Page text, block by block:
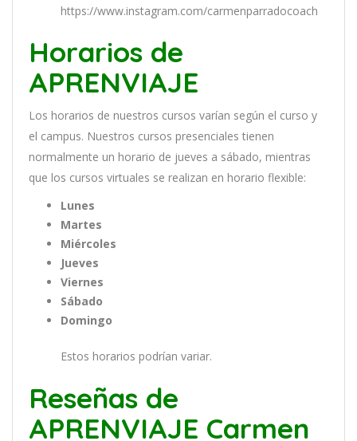
https://www.instagram.com/carmenparradocoach
Horarios de
APRENVIAJE
Los horarios de nuestros cursos varían según el curso y
el campus. Nuestros cursos presenciales tienen
normalmente un horario de jueves a sábado, mientras
que los cursos virtuales se realizan en horario flexible:
Lunes
Martes
Miércoles
Jueves
Viernes
Sábado
Domingo
Estos horarios podrían variar.
Reseñas de
APRENVIAJE Carmen